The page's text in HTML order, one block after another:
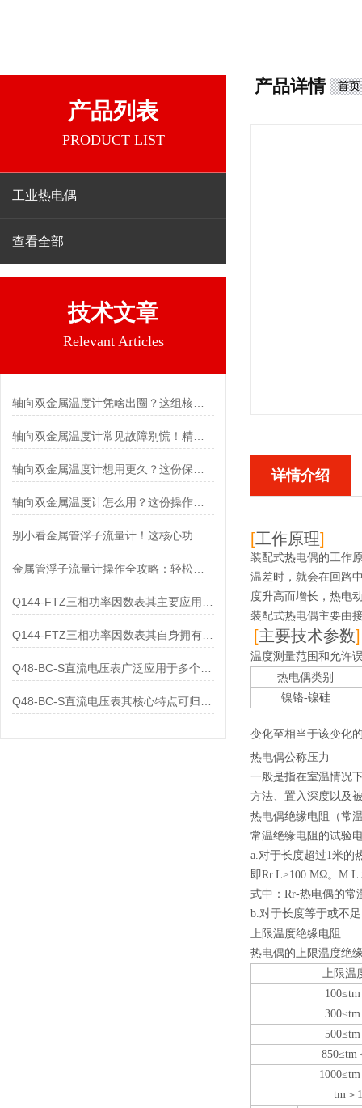
产品列表
PRODUCT LIST
工业热电偶
查看全部
技术文章
Relevant Articles
轴向双金属温度计凭啥出圈？这组核心特点给出了答案
轴向双金属温度计常见故障别慌！精准定位，轻松搞定难题
轴向双金属温度计怎么用？这份操作指南，新手也能快速拿捏！
金属管浮子流量计操作全攻略：轻松拿捏，精准掌控每一步！
Q144-FTZ三相功率因数表其自身拥有怎样的功能呢？
产品详情 首页
详情介绍
[工作原理]
装配式热电偶的工作
温差时，就会在回路
度升高而增长，热电
装配式热电偶主要由
[主要技术参数]
温度测量范围和允许
热电偶类别
镍铬-镍硅
变化至相当于该变化
热电偶公称压力
一般是指在室温情况
方法、置入深度以及
热电偶绝缘电阻（常
常温绝缘电阻的试验
a. 对于长度超过1 米的
即Rr.L≥100 MΩ。 M L
式中： Rr-热电偶的常
b. 对于长度等于或不足
上限温度绝缘电阻
热电偶的上限温度绝
上限温
100≤tm
300≤tm
500≤tm
850≤tm
1000≤tm
tm ＞